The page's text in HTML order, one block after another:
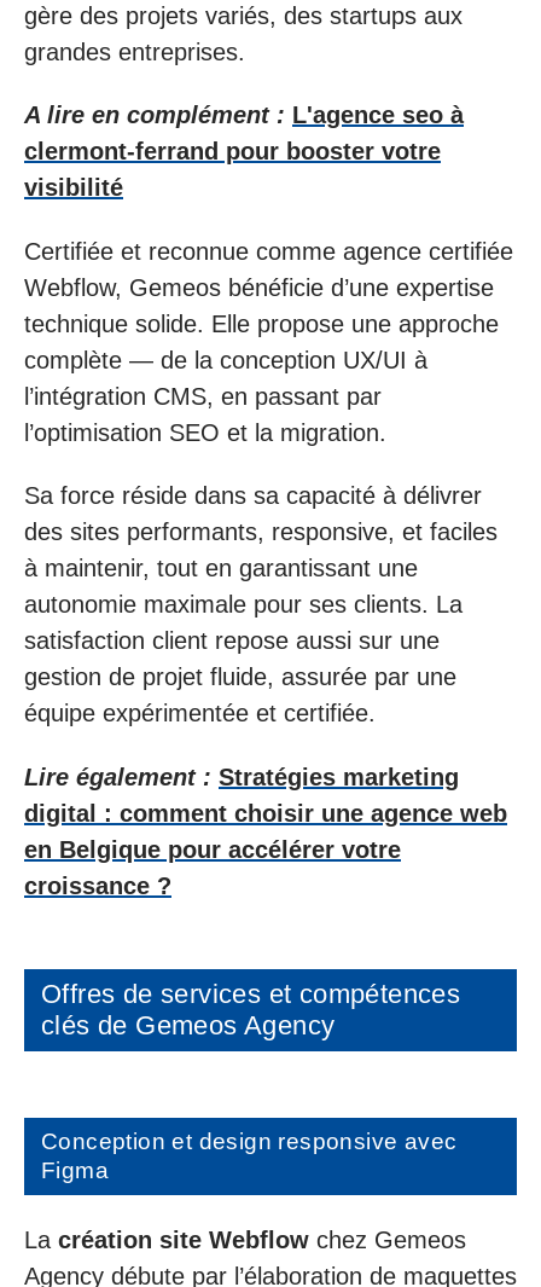
gère des projets variés, des startups aux
grandes entreprises.
A lire en complément : L'agence seo à
clermont-ferrand pour booster votre
visibilité
Certifiée et reconnue comme agence certifiée
Webflow, Gemeos bénéficie d’une expertise
technique solide. Elle propose une approche
complète — de la conception UX/UI à
l’intégration CMS, en passant par
l’optimisation SEO et la migration.
Sa force réside dans sa capacité à délivrer
des sites performants, responsive, et faciles
à maintenir, tout en garantissant une
autonomie maximale pour ses clients. La
satisfaction client repose aussi sur une
gestion de projet fluide, assurée par une
équipe expérimentée et certifiée.
Lire également : Stratégies marketing
digital : comment choisir une agence web
en Belgique pour accélérer votre
croissance ?
Offres de services et compétences
clés de Gemeos Agency
Conception et design responsive avec
Figma
La création site Webflow chez Gemeos
Agency débute par l’élaboration de maquettes